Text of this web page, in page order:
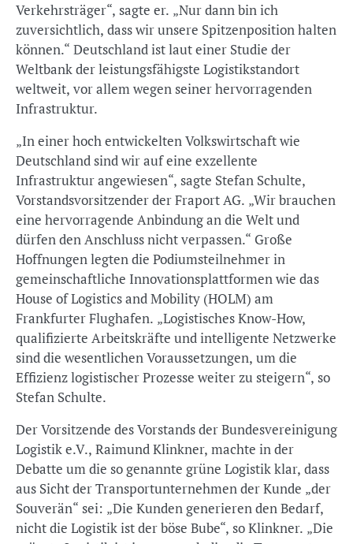
Verkehrsträger“, sagte er. „Nur dann bin ich
zuversichtlich, dass wir unsere Spitzenposition halten
können.“ Deutschland ist laut einer Studie der
Weltbank der leistungsfähigste Logistikstandort
weltweit, vor allem wegen seiner hervorragenden
Infrastruktur.
„In einer hoch entwickelten Volkswirtschaft wie
Deutschland sind wir auf eine exzellente
Infrastruktur angewiesen“, sagte Stefan Schulte,
Vorstandsvorsitzender der Fraport AG. „Wir brauchen
eine hervorragende Anbindung an die Welt und
dürfen den Anschluss nicht verpassen.“ Große
Hoffnungen legten die Podiumsteilnehmer in
gemeinschaftliche Innovationsplattformen wie das
House of Logistics and Mobility (HOLM) am
Frankfurter Flughafen. „Logistisches Know-How,
qualifizierte Arbeitskräfte und intelligente Netzwerke
sind die wesentlichen Voraussetzungen, um die
Effizienz logistischer Prozesse weiter zu steigern“, so
Stefan Schulte.
Der Vorsitzende des Vorstands der Bundesvereinigung
Logistik e.V., Raimund Klinkner, machte in der
Debatte um die so genannte grüne Logistik klar, dass
aus Sicht der Transportunternehmen der Kunde „der
Souverän“ sei: „Die Kunden generieren den Bedarf,
nicht die Logistik ist der böse Bube“, so Klinkner. „Die